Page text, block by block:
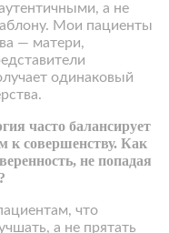
а не
Мои пациенты
— матери,
одинаковый
часто балансирует
к совершенству. Как
не попадая
что
а не прятать